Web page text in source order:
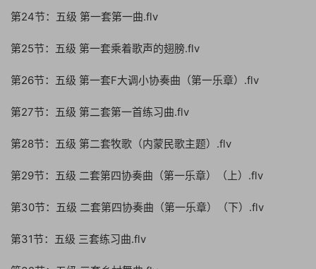
第24节：五级 第一套第一曲.flv
第25节：五级 第一套乘着歌声的翅膀.flv
第26节：五级 第一套F大调小协奏曲（第一乐章）.flv
第27节：五级 第二套第一首练习曲.flv
第28节：五级 第二套牧歌（内蒙民歌主题）.flv
第29节：五级 二套第四协奏曲（第一乐章）（上）.flv
第30节：五级 二套第四协奏曲（第一乐章）（下）.flv
第31节：五级 三套练习曲.flv